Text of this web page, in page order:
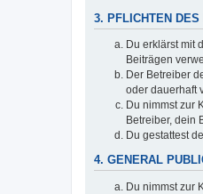
3. PFLICHTEN DES
Du erklärst mit
Beiträgen
Der Betreiber
oder dauerhaft
Du nimmst zur
Betreiber, dein
Du gestattest
4. GENERAL
Du nimmst zur